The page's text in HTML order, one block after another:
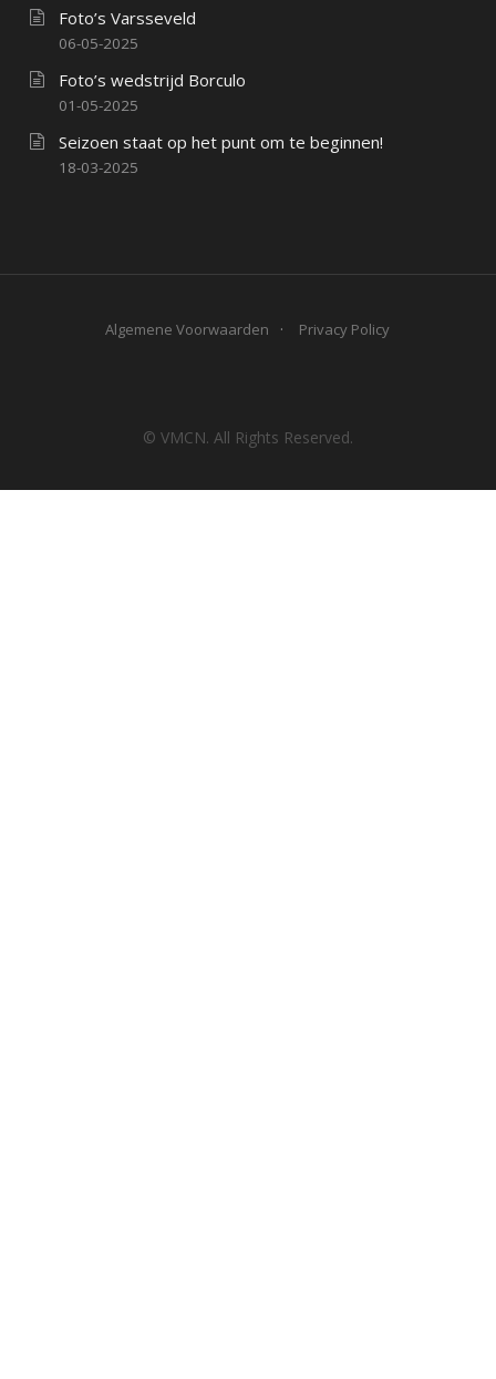
Foto’s Varsseveld
06-05-2025
Foto’s wedstrijd Borculo
01-05-2025
Seizoen staat op het punt om te beginnen!
18-03-2025
Algemene Voorwaarden Privacy Policy
© VMCN. All Rights Reserved.